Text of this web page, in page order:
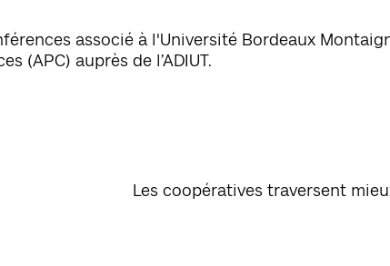
associé à l'Université Bordeaux
(APC) auprès de l’ADIUT.
Les coopératives traversent